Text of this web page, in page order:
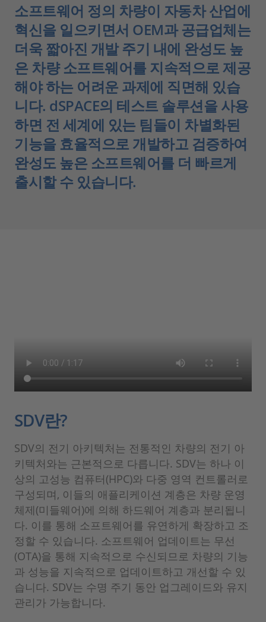
소프트웨어 정의 차량이 자동차 산업에
혁신을 일으키면서 OEM과 공급업체는
더욱 짧아진 개발 주기 내에 완성도 높
은 차량 소프트웨어를 지속적으로 제공
해야 하는 어려운 과제에 직면해 있습
니다. dSPACE의 테스트 솔루션을 사용
하면 전 세계에 있는 팀들이 차별화된
기능을 효율적으로 개발하고 검증하여
완성도 높은 소프트웨어를 더 빠르게
출시할 수 있습니다.
SDV란?
SDV의 전기 아키텍처는 전통적인 차량의 전기 아
키텍처와는 근본적으로 다릅니다. SDV는 하나 이
상의 고성능 컴퓨터(HPC)와 다중 영역 컨트롤러로
구성되며, 이들의 애플리케이션 계층은 차량 운영
체제(미들웨어)에 의해 하드웨어 계층과 분리됩니
다. 이를 통해 소프트웨어를 유연하게 확장하고 조
정할 수 있습니다. 소프트웨어 업데이트는 무선
(OTA)을 통해 지속적으로 수신되므로 차량의 기능
과 성능을 지속적으로 업데이트하고 개선할 수 있
습니다. SDV는 수명 주기 동안 업그레이드와 유지
관리가 가능합니다.